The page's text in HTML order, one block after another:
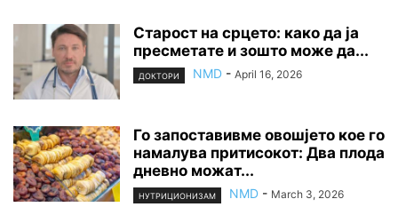
Старост на срцето: како да ја
пресметате и зошто може да...
ДОКТОРИ NMD - April 16, 2026
Го запоставивме овошјето кое го
намалува притисокот: Два плода
дневно можат...
НУТРИЦИОНИЗАМ NMD - March 3, 2026